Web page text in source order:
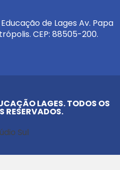
de Lages Av. Papa
CEP: 88505-200.
LAGES. TODOS OS
RESERVADOS.